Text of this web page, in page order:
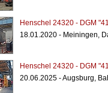
Henschel 24320 - DGM
18.01.2020 - Meiningen,
Henschel 24320 - DGM
20.06.2025 - Augsburg,